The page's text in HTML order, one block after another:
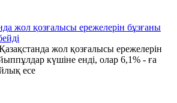
жол қозғалысы ережелерін бұзғаны
жол қозғалысы ережелерін
күшіне енді, олар 6,1% - ға
есе